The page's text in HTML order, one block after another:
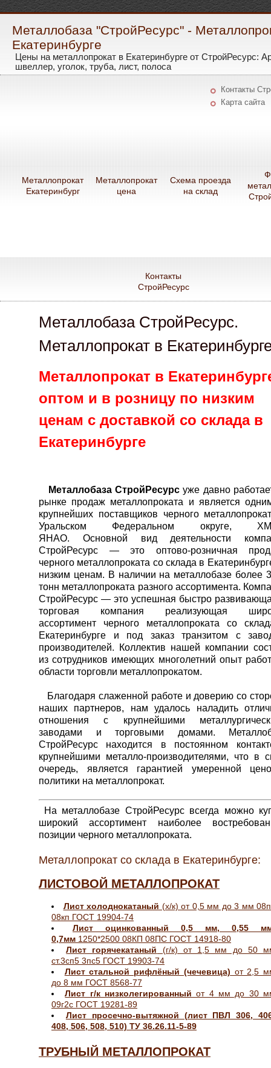
Металлобаза "СтройРесурс" -
Екатеринбурге
Цены на металлопрокат в Екатеринбурге от СтройРесурс:
швеллер, уголок, труба, лист, полоса
Контакты
Карта сайта
Металлопрокат
Екатеринбург
Металлопрокат
цена
Схема проезда
на склад
Контакты
СтройРесурс
Металлобаза СтройРесурс.
Металлопрокат в
Металлопрокат в
оптом и в розницу по низким
ценам с доставкой со склада в
Екатеринбурге
Металлобаза СтройРесурс уже давно
рынке продаж металлопроката и является
крупнейших поставщиков черного
Уральском Федеральном округе,
ЯНАО. Основной вид деятельности
СтройРесурс — это оптово-розничная
черного металлопроката со склада в
низким ценам. В наличии на металлобазе более
тонн металлопроката разного ассортимента.
СтройРесурс — это успешная быстро
торговая компания реализующая
ассортимент черного металлопроката со
Екатеринбурге и под заказ транзитом с
производителей. Коллектив нашей компании
из сотрудников имеющих многолетний опыт
области торговли металлопрокатом.
Благодаря слаженной работе и доверию со
наших партнеров, нам удалось наладить
отношения с крупнейшими
заводами и торговыми домами.
СтройРесурс находится в постоянном
крупнейшими металло-производителями, что в
очередь, является гарантией умеренной
политики на металлопрокат.
На металлобазе СтройРесурс всегда можно
широкий ассортимент наиболее
позиции черного металлопроката.
Металлопрокат со склада в Екатеринбурге:
ЛИСТОВОЙ МЕТАЛЛОПРОКАТ
Лист холоднокатаный (х/к) от 0,5 мм до 3 мм
08кп ГОСТ 19904-74
Лист оцинкованный 0,5 мм, 0,55
0,7мм 1250*2500 08КП 08ПС ГОСТ 14918-80
Лист горячекатаный (г/к) от 1,5 мм до 50
ст.3сп5 3пс5 ГОСТ 19903-74
Лист стальной рифлёный (чечевица) от 2,5
до 8 мм ГОСТ 8568-77
Лист г/к низколегированный от 4 мм до 30
09г2с ГОСТ 19281-89
Лист просечно-вытяжной (лист ПВЛ 306,
408, 506, 508, 510) ТУ 36.26.11-5-89
ТРУБНЫЙ МЕТАЛЛОПРОКАТ